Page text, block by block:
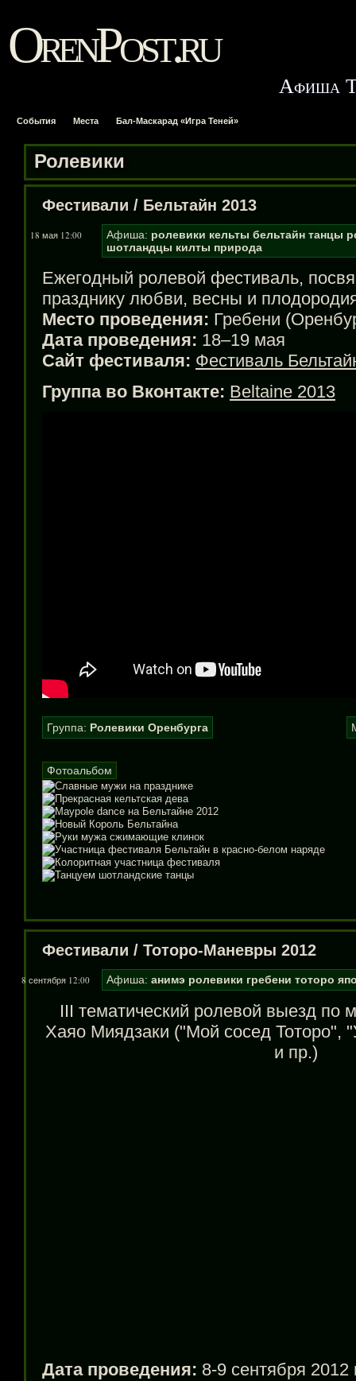
OrenPost.ru
Афиша
События Места Бал-Маскарад «Игра Теней»
Ролевики
Фестивали / Бельтайн 2013
18 мая 12:00 Афиша: ролевики кельты бельтайн танцы
шотландцы килты природа
Ежегодный ролевой фестиваль,
празднику любви, весны и
Место проведения: Гребени
Дата проведения: 18–19 мая
Сайт фестиваля: Фестиваль
Группа во Вконтакте: Beltaine 2013
Группа: Ролевики Оренбурга
Фотоальбом
Фестивали / Тоторо-Маневры 2012
8 сентября 12:00 Афиша: анимэ ролевики гребени тоторо
III тематический ролевой выезд по
Хаяо Миядзаки ("Мой сосед Тоторо",
и пр.)
Дата проведения: 8-9 сентября 2012